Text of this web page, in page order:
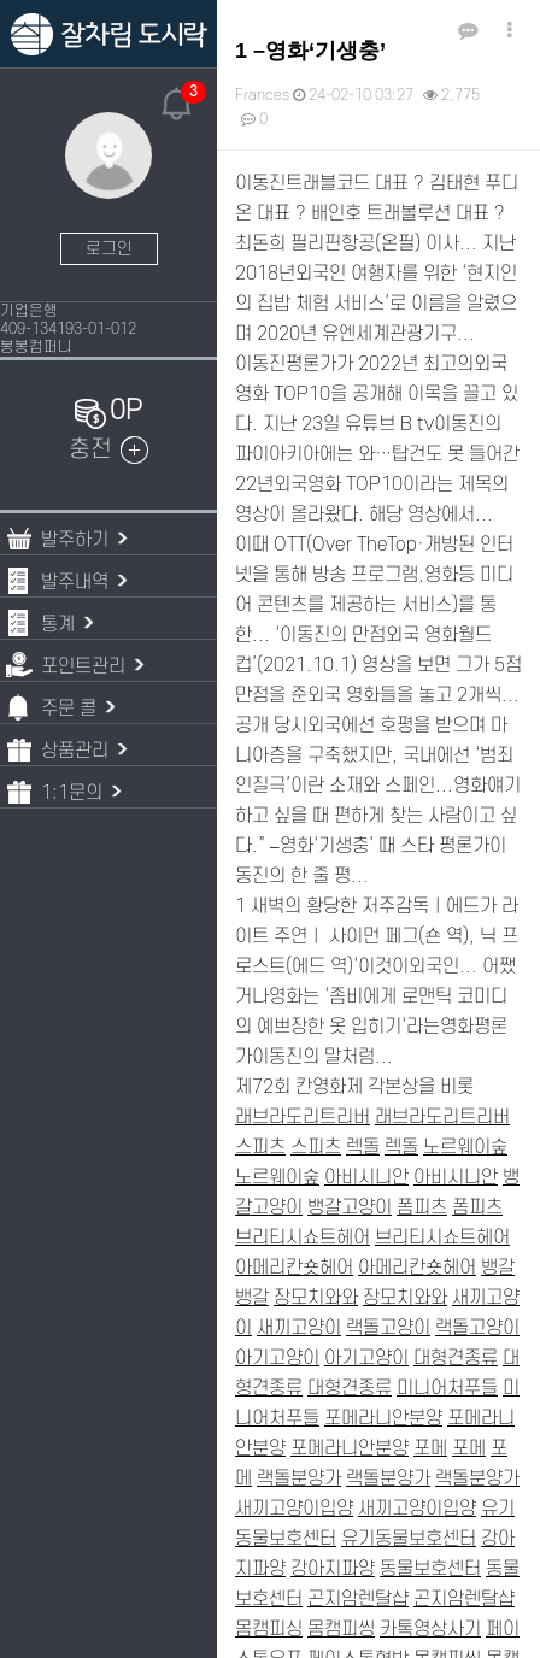
3
로그인
기업은행
409-134193-01-012
봉봉컴퍼니
0P
충전
발주하기
발주내역
통계
포인트관리
주문 콜
상품관리
1:1문의
1 –영화‘기생충’
Frances 24-02-10 03:27
2,775
0
본문
이동진트래블코드 대표 ? 김태현 푸디
온 대표 ? 배인호 트래볼루션 대표 ?
최돈희 필리핀항공(온필) 이사... 지난
2018년외국인 여행자를 위한 ‘현지인
의 집밥 체험 서비스’로 이름을 알렸으
며 2020년 유엔세계관광기구...
이동진평론가가 2022년 최고의외국
영화 TOP10을 공개해 이목을 끌고 있
다. 지난 23일 유튜브 B tv이동진의
파이아키아에는 와…탑건도 못 들어간
22년외국영화 TOP10이라는 제목의
영상이 올라왔다. 해당 영상에서...
이때 OTT(Over TheTop·개방된 인터
넷을 통해 방송 프로그램,영화등 미디
어 콘텐츠를 제공하는 서비스)를 통
한... ‘이동진의 만점외국 영화월드
컵’(2021.10.1) 영상을 보면 그가 5점
만점을 준외국 영화들을 놓고 2개씩...
공개 당시외국에선 호평을 받으며 마
니아층을 구축했지만, 국내에선 ‘범죄
인질극’이란 소재와 스페인...영화얘기
하고 싶을 때 편하게 찾는 사람이고 싶
다.” –영화‘기생충’ 때 스타 평론가이
동진의 한 줄 평...
1 새벽의 황당한 저주감독ㅣ에드가 라
이트 주연ㅣ 사이먼 페그(숀 역), 닉 프
로스트(에드 역)‘이것이외국인... 어쨌
거나영화는 ‘좀비에게 로맨틱 코미디
의 예쁘장한 옷 입히기‘라는영화평론
가이동진의 말처럼...
제72회 칸영화제 각본상을 비롯
래브라도리트리버 래브라도리트리버
스피츠 스피츠 렉돌 렉돌 노르웨이숲
노르웨이숲 아비시니안 아비시니안 뱅
갈고양이 뱅갈고양이 폼피츠 폼피츠
브리티시쇼트헤어 브리티시쇼트헤어
아메리칸숏헤어 아메리칸숏헤어 뱅갈
뱅갈 장모치와와 장모치와와 새끼고양
이 새끼고양이 랙돌고양이 랙돌고양이
아기고양이 아기고양이 대형견종류 대
형견종류 대형견종류 미니어처푸들 미
니어처푸들 포메라니안분양 포메라니
안분양 포메라니안분양 포메 포메 포
메 랙돌분양가 랙돌분양가 랙돌분양가
새끼고양이입양 새끼고양이입양 유기
동물보호센터 유기동물보호센터 강아
지파양 강아지파양 동물보호센터 동물
보호센터 곤지암렌탈샵 곤지암렌탈샵
몸캠피싱 몸캠피씽 카톡영상사기
페이